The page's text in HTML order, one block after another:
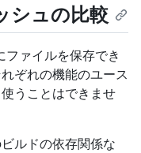
シュの比較
ァイルを保存でき
ぞれの機能のユース
うことはできませ
ルドの依存関係な